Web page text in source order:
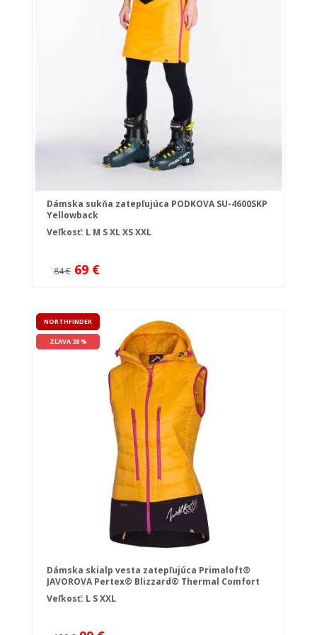
Dámska sukňa zatepľujúca PODKOVA SU-4600SKP
Yellowback
Veľkosť: L M SXLXSXXL
84 € 69 €
NORTHFINDER
ZĽAVA 28 %
Dámska skialp vesta zatepľujúca Primaloft®
JAVOROVA Pertex® Blizzard® Thermal Comfort
Veľkosť: L SXXL